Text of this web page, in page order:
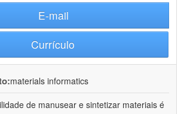
E-mail
Currículo
materials informatics
de manusear e sintetizar materiais é